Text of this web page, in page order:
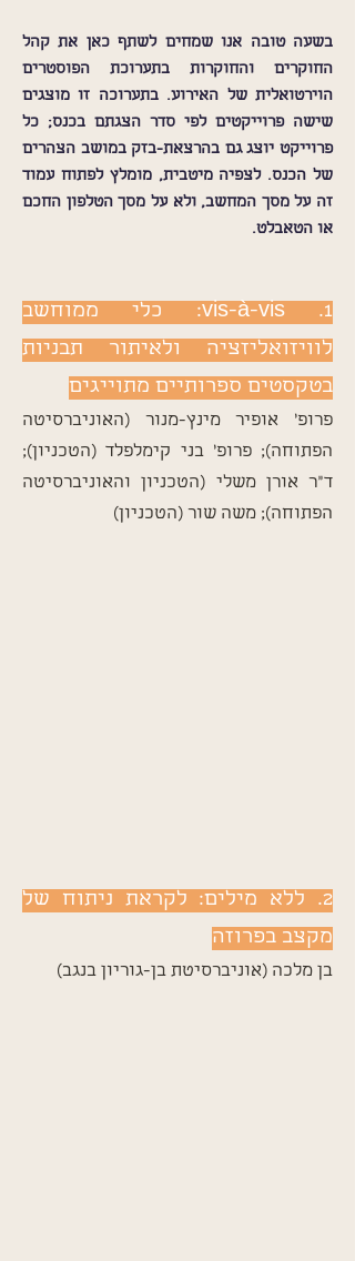
בשעה טובה אנו שמחים לשתף כאן את קהל
החוקרים והחוקרות בתערוכת הפוסטרים
הוירטואלית של האירוע. בתערוכה זו מוצגים
שישה פרוייקטים לפי סדר הצגתם בכנס; כל
פרוייקט יוצג גם בהרצאת-בזק במושב הצהרים
של הכנס. לצפיה מיטבית, מומלץ לפתוח עמוד
זה על מסך המחשב, ולא על מסך הטלפון החכם
או הטאבלט.
1. vis-à-vis: כלי ממוחשב
לוויזואליזציה ולאיתור תבניות
בטקסטים ספרותיים מתוייגים
פרופ' אופיר מינץ-מנור (האוניברסיטה
הפתוחה); פרופ' בני קימלפלד (הטכניון);
ד"ר אורן משלי (הטכניון והאוניברסיטה
הפתוחה); משה שור (הטכניון)
2. ללא מילים: לקראת ניתוח של
מקצב בפרוזה
בן מלכה (אוניברסיטת בן-גוריון בנגב)